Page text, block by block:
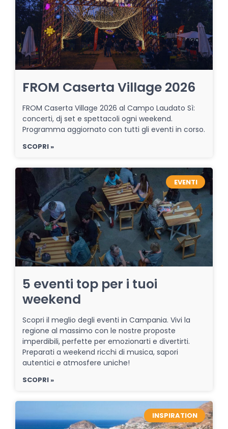
FROM Caserta Village 2026
FROM Caserta Village 2026 al Campo Laudato Sì:
concerti, dj set e spettacoli ogni weekend.
Programma aggiornato con tutti gli eventi in corso.
SCOPRI »
EVENTI
5 eventi top per i tuoi
weekend
Scopri il meglio degli eventi in Campania. Vivi la
regione al massimo con le nostre proposte
imperdibili, perfette per emozionarti e divertirti.
Preparati a weekend ricchi di musica, sapori
autentici e atmosfere uniche!
SCOPRI »
INSPIRATION